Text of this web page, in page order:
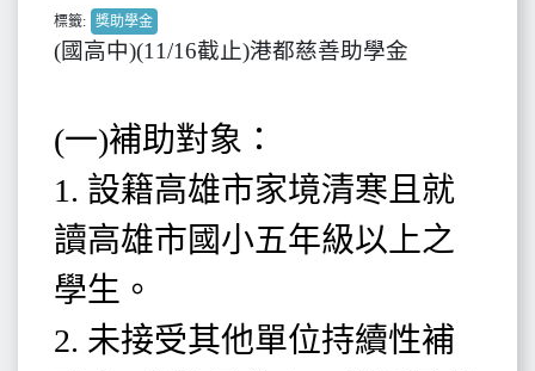
標籤: 獎助學金
(國高中)(11/16截止)港都慈善助學金
(一)補助對象：
1. 設籍高雄市家境清寒且就
讀高雄市國小五年級以上之
學生。
2. 未接受其他單位持續性補